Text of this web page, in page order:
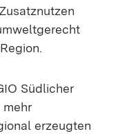
Südlicher
erzeugten